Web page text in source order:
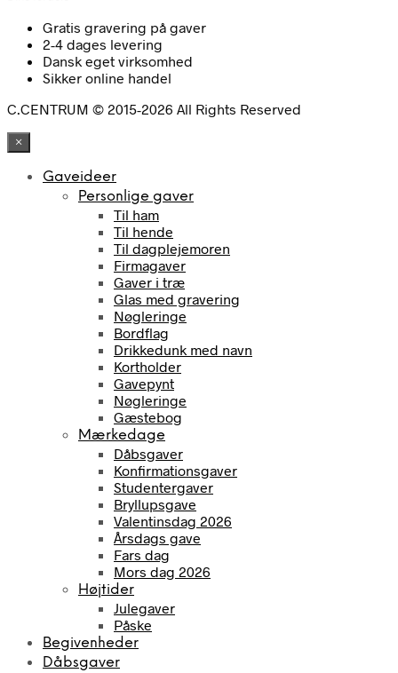
Gratis gravering på gaver
2-4 dages levering
Dansk eget virksomhed
Sikker online handel
C.CENTRUM © 2015-2026 All Rights Reserved
×
Gaveideer
Personlige gaver
Til ham
Til hende
Til dagplejemoren
Firmagaver
Gaver i træ
Glas med gravering
Nøgleringe
Bordflag
Drikkedunk med navn
Kortholder
Gavepynt
Nøgleringe
Gæstebog
Mærkedage
Dåbsgaver
Konfirmationsgaver
Studentergaver
Bryllupsgave
Valentinsdag 2026
Årsdags gave
Fars dag
Mors dag 2026
Højtider
Julegaver
Påske
Begivenheder
Dåbsgaver